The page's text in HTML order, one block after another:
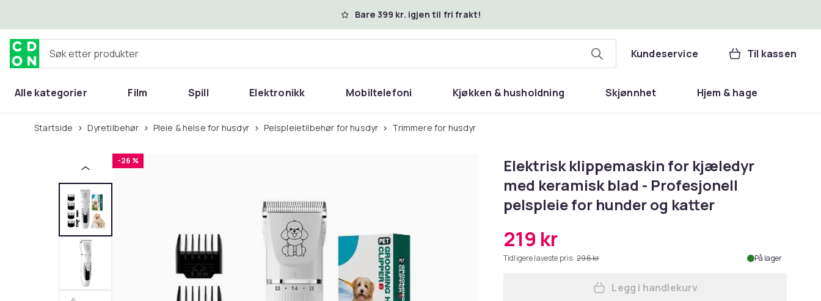
Bare 399 kr. igjen til fri frakt!
Søk etter produkter Kundeservice Til kassen
Alle kategorier Film Spill Elektronikk Mobiltelefoni Kjøkken & husholdning Skjønnhet Hjem & hage
Startside Dyretilbehør Pleie & helse for husdyr Pelspleietilbehør for husdyr Trimmere for husdyr
-26 %
Elektrisk klippemaskin for kjæledyr
med keramisk blad - Profesjonell
pelspleie for hunder og katter
219 kr
Tidligere laveste pris: 296 kr På lager
Legg Elektrisk klippemaskin for
Legg i handlekurv